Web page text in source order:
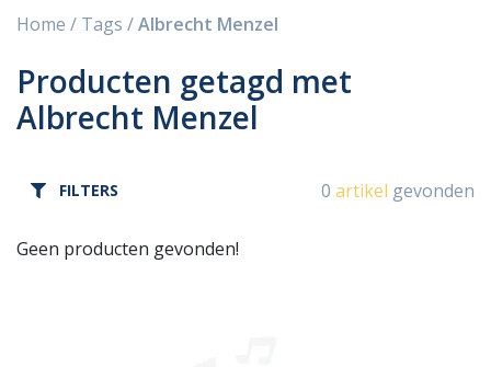
Home / Tags /Albrecht Menzel
Producten getagd met
Albrecht Menzel
FILTERS 0 artikel gevonden
Geen producten gevonden!